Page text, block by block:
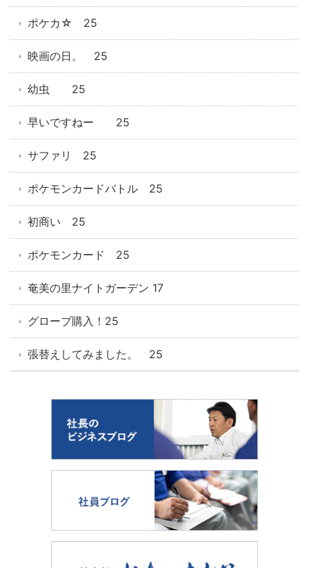
ポケカ☆ 25
映画の日。 25
幼虫 25
早いですねー 25
サファリ 25
ポケモンカードバトル 25
初商い 25
ポケモンカード 25
奄美の里ナイトガーデン 17
グローブ購入！25
張替えしてみました。 25